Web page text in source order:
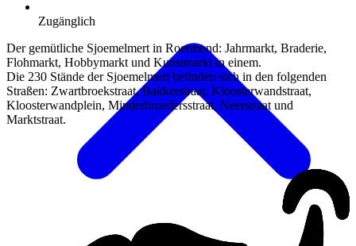
Zugänglich
Der gemütliche Sjoemelmert in Roermond: Jahrmarkt, Braderie,
Flohmarkt, Hobbymarkt und Kunstmarkt in einem.
Die 230 Stände der Sjoemelmert befinden sich in den folgenden
Straßen: Zwartbroekstraat, Bakkerstraat, Kloosterwandstraat,
Kloosterwandplein, Minderbroedersstraat, Neerstraat und
Marktstraat.